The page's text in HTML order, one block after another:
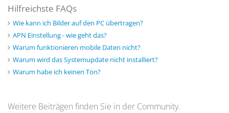
Hilfreichste FAQs
Wie kann ich Bilder auf den PC übertragen?
APN Einstellung - wie geht das?
Warum funktionieren mobile Daten nicht?
Warum wird das Systemupdate nicht installiert?
Warum habe ich keinen Ton?
Weitere Beiträgen finden Sie in der Community.